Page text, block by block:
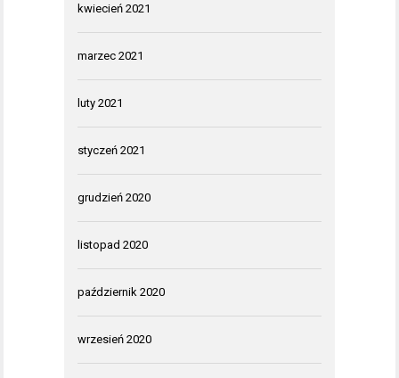
kwiecień 2021
marzec 2021
luty 2021
styczeń 2021
grudzień 2020
listopad 2020
październik 2020
wrzesień 2020